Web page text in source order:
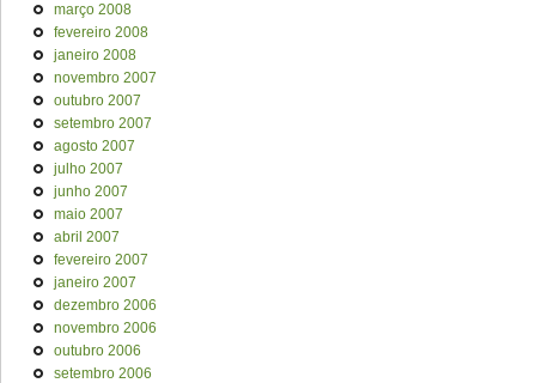
março 2008
fevereiro 2008
janeiro 2008
novembro 2007
outubro 2007
setembro 2007
agosto 2007
julho 2007
junho 2007
maio 2007
abril 2007
fevereiro 2007
janeiro 2007
dezembro 2006
novembro 2006
outubro 2006
setembro 2006